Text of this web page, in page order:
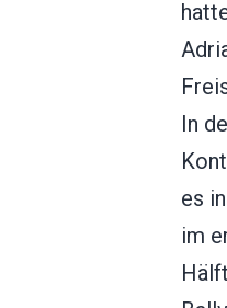
In
es
im